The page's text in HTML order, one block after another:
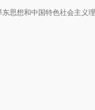
东思想和中国特色社会主义